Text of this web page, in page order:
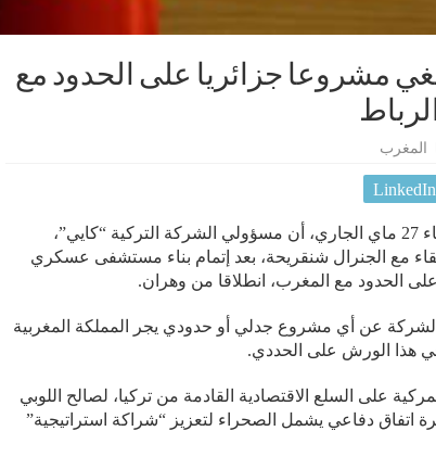
مشروعا جزائريا على الحدود مع
المغرب
LinkedIn
ذكر مصدر إعلامي، يوم أمس الاربعاء 27 ماي الجاري، أن مسؤولي الشركة التركية “كايي”،
مع الجنرال شنقريحة، بعد إتمام بناء مستشفى عسكري
الحدود مع المغرب، انطلاقا من وهران.
الشركة عن أي مشروع جدلي أو حدودي يجر المملكة المغربية
هذا الورش على الحددي.
على السلع الاقتصادية القادمة من تركيا، لصالح اللوبي
اتفاق دفاعي يشمل الصحراء لتعزيز “شراكة استراتيجية”